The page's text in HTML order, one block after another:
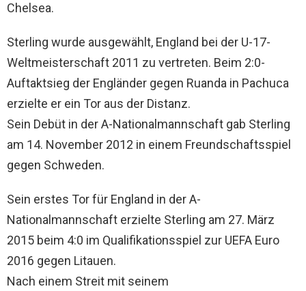
Chelsea.
Sterling wurde ausgewählt, England bei der U-17-
Weltmeisterschaft 2011 zu vertreten. Beim 2:0-
Auftaktsieg der Engländer gegen Ruanda in Pachuca
erzielte er ein Tor aus der Distanz.
Sein Debüt in der A-Nationalmannschaft gab Sterling
am 14. November 2012 in einem Freundschaftsspiel
gegen Schweden.
Sein erstes Tor für England in der A-
Nationalmannschaft erzielte Sterling am 27. März
2015 beim 4:0 im Qualifikationsspiel zur UEFA Euro
2016 gegen Litauen.
Nach einem Streit mit seinem